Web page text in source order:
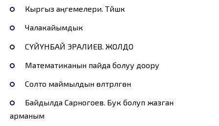
Кыргыз аңгемелери. Түйшүк
Чалакайымдык
СҮЙҮНБАЙ ЭРАЛИЕВ. ЖОЛДО
Математиканын пайда болуу доору
Cолто маймылдын өлтүрүлгөнү
Байдылда Сарногоев. Бук болуп жазган
арманым